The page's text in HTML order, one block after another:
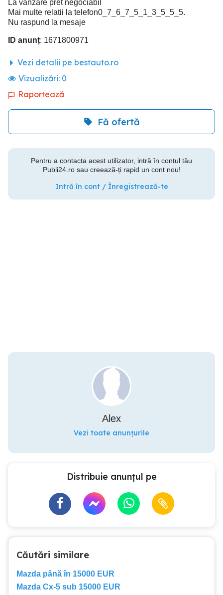
La vanzare pret negociabil
Mai multe relatii la telefon0_7_6_7_5_1_3_5_5_5.
Nu raspund la mesaje
ID anunț: 1671800971
Vezi detalii pe bestauto.ro
Vizualizări: 0
Raportează
Fă ofertă
Pentru a contacta acest utilizator, intră în contul tău
Publi24.ro sau creează-ți rapid un cont nou!
Intră în cont / Înregistrează-te
Alex
Vezi toate anunțurile
Distribuie anunțul pe
Căutări similare
Mazda până în 15000 EUR
Mazda Cx-5 sub 15000 EUR